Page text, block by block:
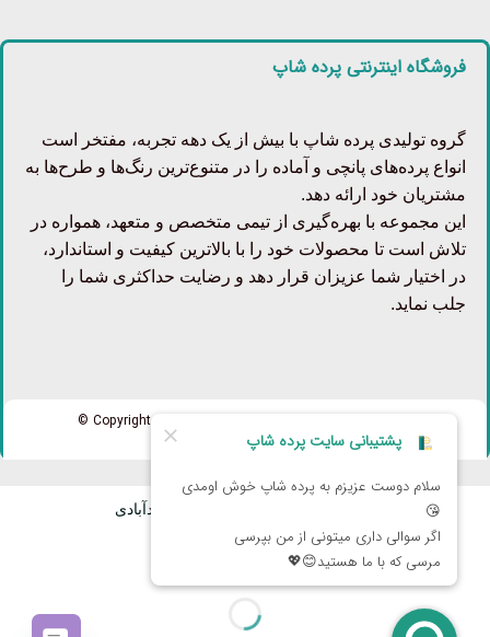
فروشگاه اینترنتی پرده شاپ
گروه تولیدی پرده شاپ با بیش از یک دهه تجربه، مفتخر است
انواع پرده‌های پانچی و آماده را در متنوع‌ترین رنگ‌ها و طرح‌ها به
مشتریان خود ارائه دهد.
این مجموعه با بهره‌گیری از تیمی متخصص و متعهد، همواره در
تلاش است تا محصولات خود را با بالاترین کیفیت و استاندارد،
در اختیار شما عزیزان قرار دهد و رضایت حداکثری شما را
جلب نماید.
امیررضا سعیدآبادی